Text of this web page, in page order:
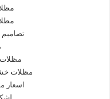
مظلات
اسعار